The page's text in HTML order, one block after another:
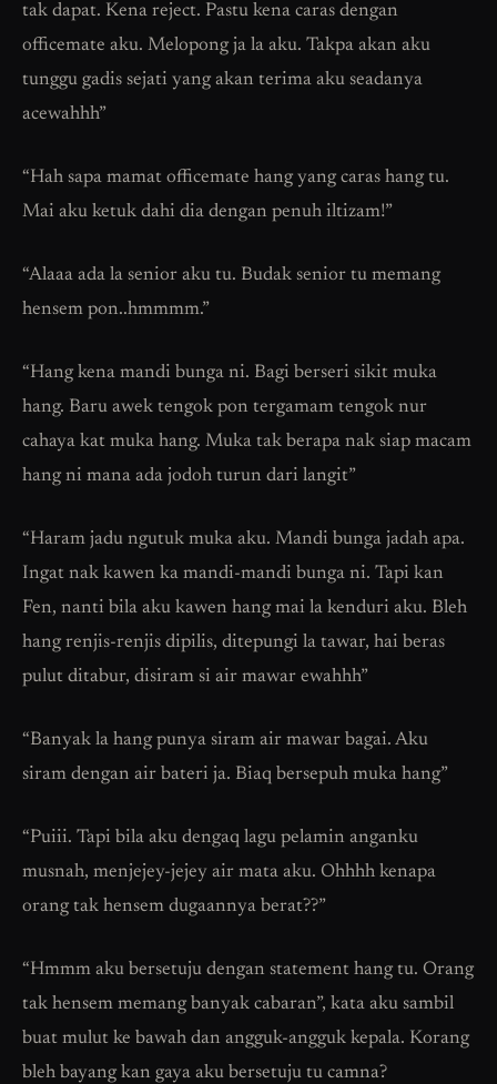
tak dapat. Kena reject. Pastu kena caras dengan
officemate aku. Melopong ja la aku. Takpa akan aku
tunggu gadis sejati yang akan terima aku seadanya
acewahhh”
“Hah sapa mamat officemate hang yang caras hang tu.
Mai aku ketuk dahi dia dengan penuh iltizam!”
“Alaaa ada la senior aku tu. Budak senior tu memang
hensem pon..hmmmm.”
“Hang kena mandi bunga ni. Bagi berseri sikit muka
hang. Baru awek tengok pon tergamam tengok nur
cahaya kat muka hang. Muka tak berapa nak siap macam
hang ni mana ada jodoh turun dari langit”
“Haram jadu ngutuk muka aku. Mandi bunga jadah apa.
Ingat nak kawen ka mandi-mandi bunga ni. Tapi kan
Fen, nanti bila aku kawen hang mai la kenduri aku. Bleh
hang renjis-renjis dipilis, ditepungi la tawar, hai beras
pulut ditabur, disiram si air mawar ewahhh”
“Banyak la hang punya siram air mawar bagai. Aku
siram dengan air bateri ja. Biaq bersepuh muka hang”
“Puiii. Tapi bila aku dengaq lagu pelamin anganku
musnah, menjejey-jejey air mata aku. Ohhhh kenapa
orang tak hensem dugaannya berat??”
“Hmmm aku bersetuju dengan statement hang tu. Orang
tak hensem memang banyak cabaran”, kata aku sambil
buat mulut ke bawah dan angguk-angguk kepala. Korang
bleh bayang kan gaya aku bersetuju tu camna?